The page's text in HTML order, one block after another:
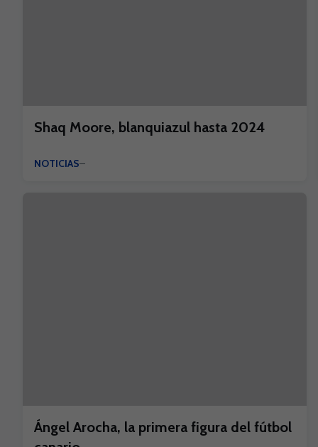
Shaq Moore, blanquiazul hasta 2024
NOTICIAS
Ángel Arocha, la primera figura del fútbol